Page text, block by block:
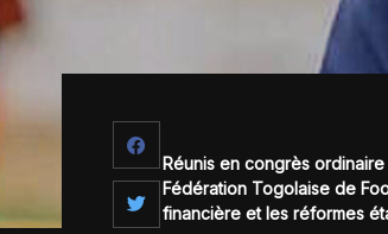
Réunis en congrès
Fédération Togolaise de
financière et les réformes